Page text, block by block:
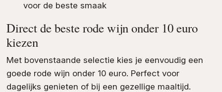
voor de beste smaak
Direct de beste rode wijn onder 10 euro
kiezen
Met bovenstaande selectie kies je eenvoudig een
goede rode wijn onder 10 euro. Perfect voor
dagelijks genieten of bij een gezellige maaltijd.